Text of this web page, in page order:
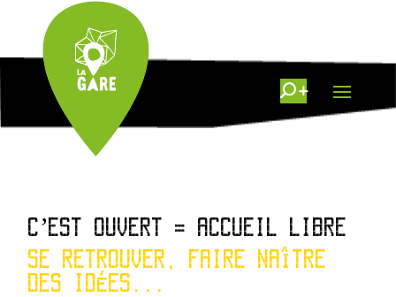
C’EST OUVERT = ACCUEIL LIBRE
SE RETROUVER, FAIRE NAÎTRE
DES IDÉES...